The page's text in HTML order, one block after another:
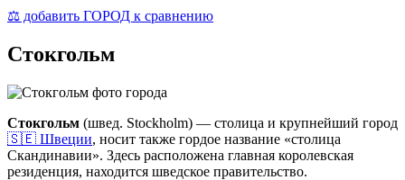
⚖️ добавить ГОРОД к сравнению
Стокгольм
Стокгольм (швед. Stockholm) — столица и крупнейший город
🇸🇪 Швеции, носит также гордое название «столица
Скандинавии». Здесь расположена главная королевская
резиденция, находится шведское правительство.